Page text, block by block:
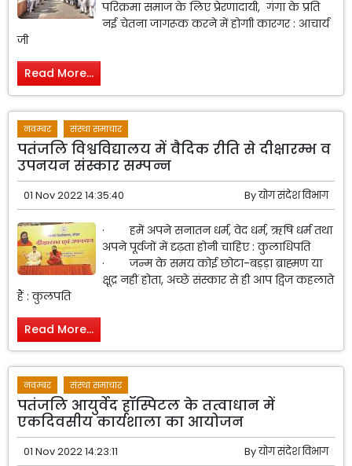
परिक्रमा समाज के लिए प्रेरणादायी, गंगा के प्रति
नई चेतना जागरूक करने में होगाी कारगर : आचार्य
जी
Read More...
नवम्बर संस्था समाचार
पतंजलि विश्वविद्यालय में वैदिक रीति से दीक्षारम्भ व
उपनयन संस्कार सम्पन्न
01 Nov 2022 14:35:40 Byयोग संदेश विभाग
· हमें अपने सनातन धर्म, वेद धर्म, ऋषि धर्म तथा
अपने पूर्वजों में दृढ़ता होनी चाहिए : कुलाधिपति
· जन्म के समय कोई छोटा-बड़ड़ा ब्राह्मण या
क्षूद्र नहीं होता, अच्छे संस्कार से ही आप द्विज कहलाते
हैं : कुलपति
Read More...
नवम्बर संस्था समाचार
पतंजलि आयुर्वेद हॉस्पिटल के तत्वाधान में
एकदिवसीय कार्यशाला का आयोजन
01 Nov 2022 14:23:11 Byयोग संदेश विभाग